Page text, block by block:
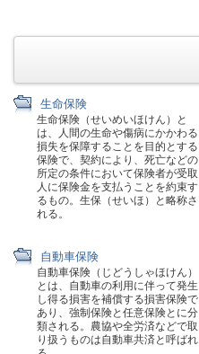
生命保険
生命保険（せいめいほけん）と
は、人間の生命や傷病にかかわる
損失を保障することを目的とする
保険で、契約により、死亡などの
所定の条件において保険者が受取
人に保険金を支払うことを約束す
るもの。生保（せいほ）と略称さ
れる。
自動車保険
自動車保険（じどうしゃほけん）
とは、自動車の利用に伴って発生
し得る損害を補償する損害保険で
あり、強制保険と任意保険とに分
類される。農協や全労済などで取
り扱うものは自動車共済と呼ばれ